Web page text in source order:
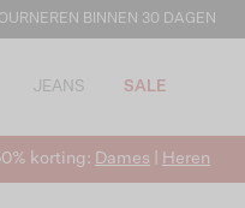
BINNEN 30 DAGEN
JEANS SALE
korting: Dames Heren